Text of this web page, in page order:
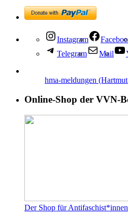
Instagram
Telegram
Mail
hma-meldungen
Online-Shop der VVN-
Der Shop für